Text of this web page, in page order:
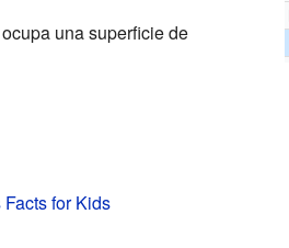
una superficie de
for Kids